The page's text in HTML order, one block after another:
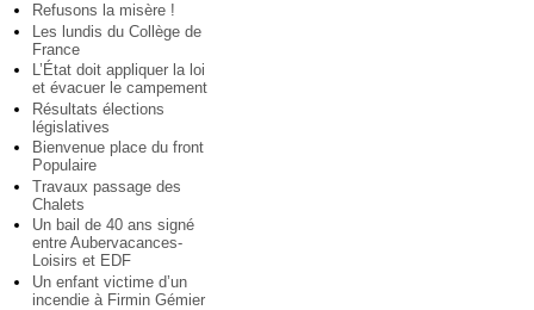
Refusons la misère !
Les lundis du Collège de
France
L’État doit appliquer la loi
et évacuer le campement
Résultats élections
législatives
Bienvenue place du front
Populaire
Travaux passage des
Chalets
Un bail de 40 ans signé
entre Aubervacances-
Loisirs et EDF
Un enfant victime d’un
incendie à Firmin Gémier